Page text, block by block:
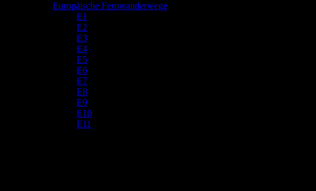
Europäische Fernwanderwege
E1
E2
E3
E4
E5
E6
E7
E8
E9
E10
E11